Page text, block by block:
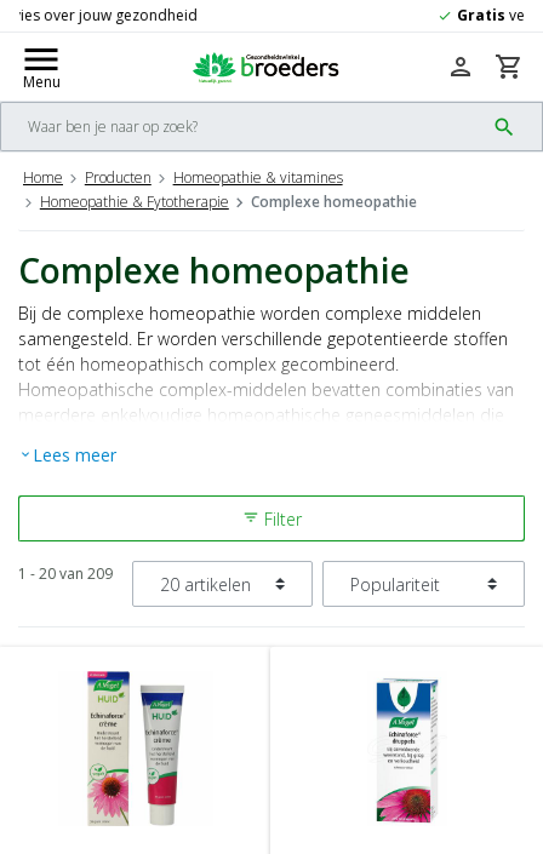
check Gratis
menu
Menu
search
person shopping_cart
Home Producten
Homeopathie & vitamines
Homeopathie & Fytotherapie
Complexe homeopathie
Complexe homeopathie
Bij de complexe homeopathie worden complexe middelen
samengesteld. Er worden verschillende gepotentieerde stoffen
tot één homeopathisch complex gecombineerd.
Homeopathische complex-middelen bevatten combinaties van
meerdere enkelvoudige homeopathische geneesmiddelen die
bijsluiter.
KOAG/KAG-nr. 4231-0322-1025
expand_more Lees meer
filter_list Filter
1 - 20 van 209